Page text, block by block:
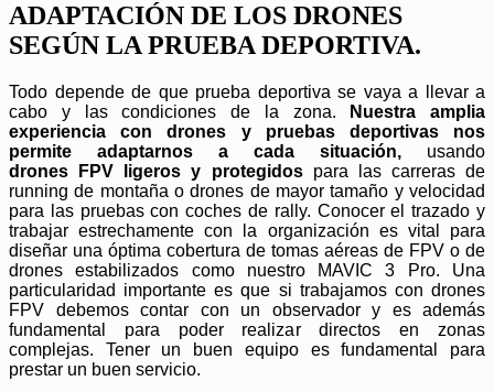
ADAPTACIÓN DE LOS DRONES
SEGÚN LA PRUEBA DEPORTIVA.
Todo depende de que prueba deportiva se vaya a llevar a
cabo y las condiciones de la zona.
Nuestra amplia
experiencia con drones y pruebas deportivas nos
permite adaptarnos a cada situación, usando
drones FPV ligeros y protegidospara las carreras de
running de montaña o drones de mayor tamaño y velocidad
para las pruebas con coches de rally. Conocer el trazado y
trabajar estrechamente con la organización es vital para
diseñar una óptima cobertura de tomas aéreas de FPV o de
drones estabilizados como nuestro MAVIC 3 Pro. Una
particularidad importante es que si trabajamos con drones
FPV debemos contar con un observador y es además
fundamental para poder realizar directos en zonas
complejas. Tener un buen equipo es fundamental para
prestar un buen servicio.